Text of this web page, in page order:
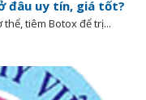
đâu uy tín, giá tốt?
tiêm Botox để trị...